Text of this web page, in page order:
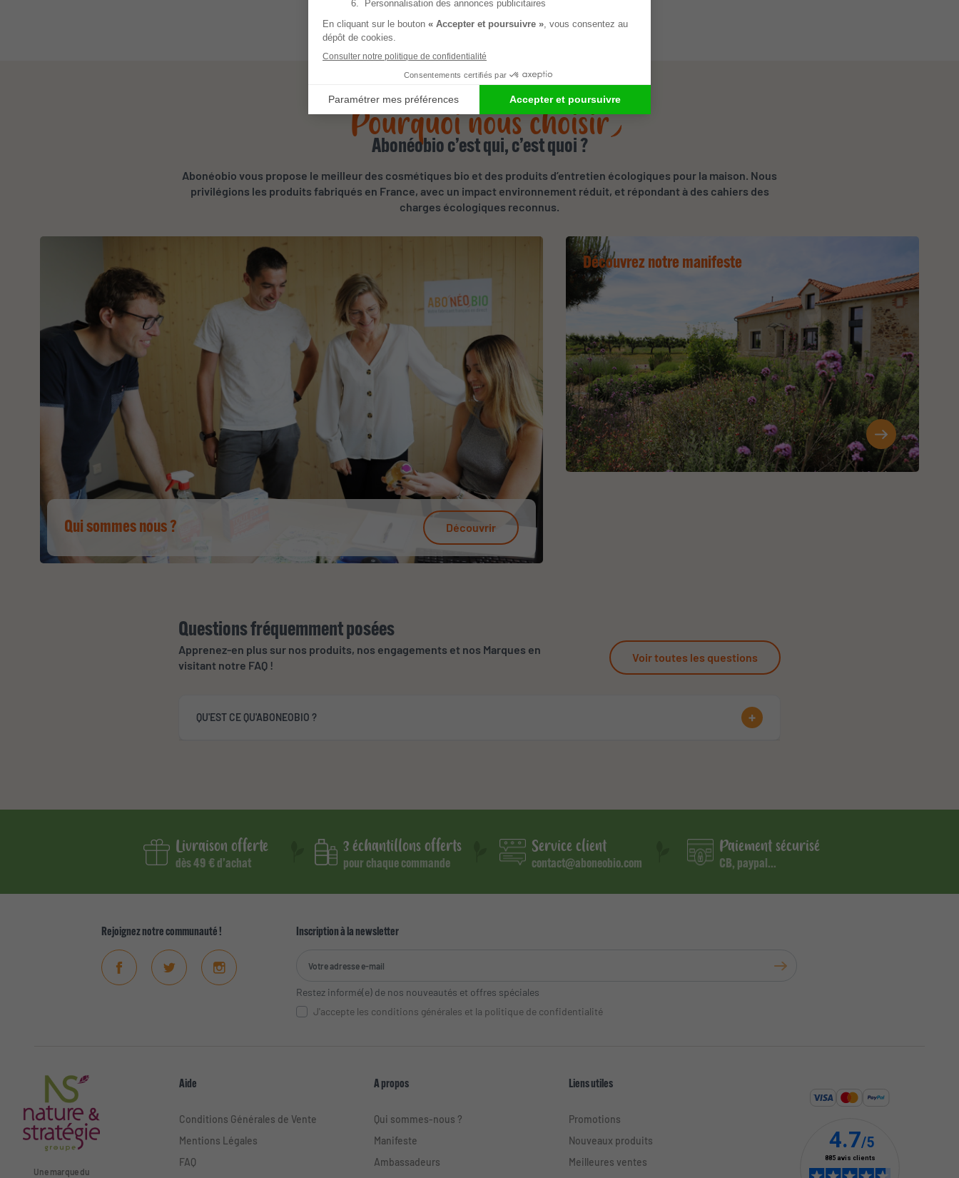
Pourquoi nous choisir
Abonéobio c’est qui, c’est quoi ?
Abonéobio vous propose le meilleur des cosmétiques bio et des produits d’entretien écologiques pour la maison. Nous
privilégions les produits fabriqués en France, avec un impact environnement réduit, et répondant à des cahiers des
charges écologiques reconnus.
Qui sommes nous ? Découvrir
Découvrez notre manifeste
Questions fréquemment posées
Apprenez-en plus sur nos produits, nos engagements et nos Marques en
visitant notre FAQ !
Voir toutes les questions
QU'EST CE QU'ABONEOBIO ?
Livraison offerte
dès 49 € d’achat
3 échantillons offerts
pour chaque commande
Service client
contact@aboneobio.com
Paiement sécurisé
CB, paypal...
Rejoignez notre communauté !
FacebookTwitter Instagram
Inscription à la newsletter
Restez informé(e) de nos nouveautés et offres spéciales
J'accepte les conditions générales et la politique de confidentialité
Une marque du
Aide
Conditions Générales de Vente
Mentions Légales
FAQ
A propos
Qui sommes-nous ?
Manifeste
Ambassadeurs
Liens utiles
Promotions
Nouveaux produits
Meilleures ventes